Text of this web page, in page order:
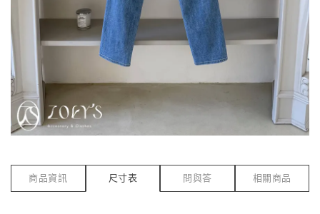
商品資訊 尺寸表 問與答 相關商品